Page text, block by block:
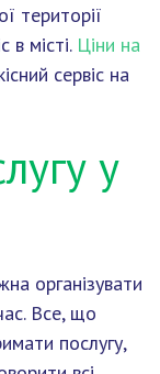
території
в місті. Ціни на
сервіс на
у
організувати
Все, що
послугу,